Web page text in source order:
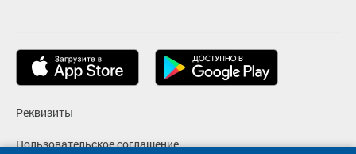
Реквизиты
Пользовательское соглашение